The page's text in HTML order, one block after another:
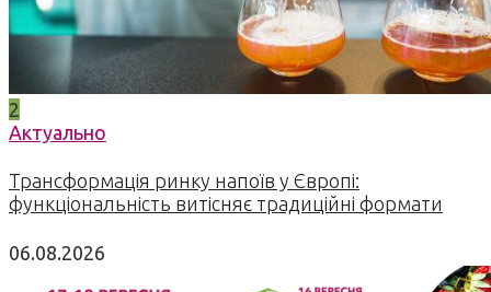
2
Актуально
Трансформація ринку напоїв у Європі:
функціональність витісняє традиційні формати
06.08.2026